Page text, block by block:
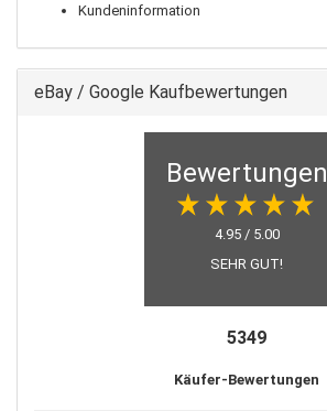
Kundeninformation
eBay / Google Kaufbewertungen
Bewertungen
4.95 / 5.00
SEHR GUT!
5349
Käufer-Bewertungen